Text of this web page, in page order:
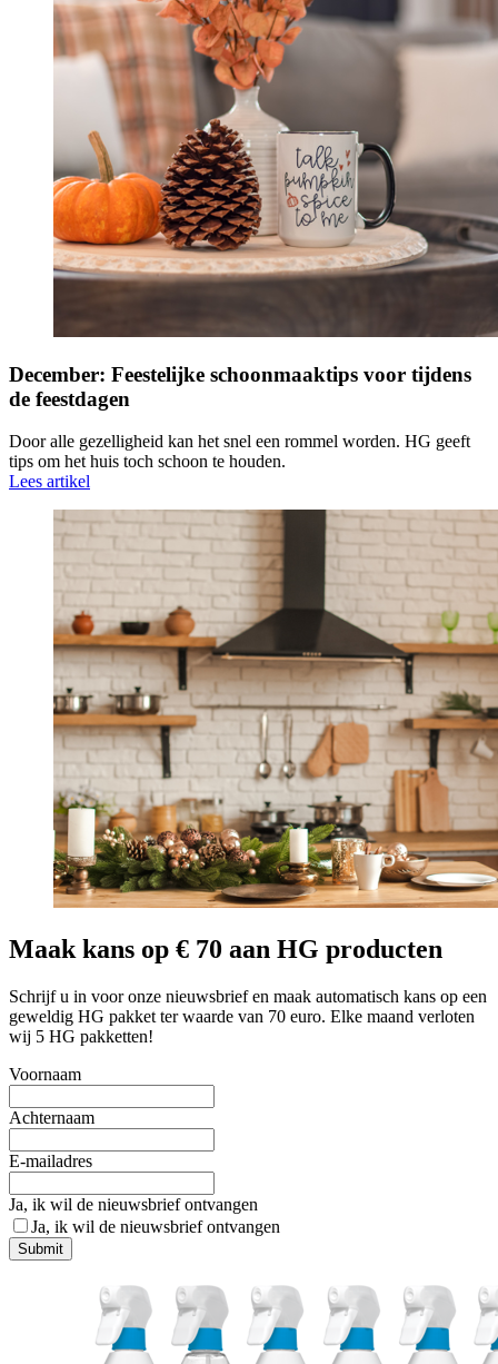
December: Feestelijke schoonmaaktips voor tijdens
de feestdagen
Door alle gezelligheid kan het snel een rommel worden. HG geeft
tips om het huis toch schoon te houden.
Lees artikel
Maak kans op € 70 aan HG producten
Schrijf u in voor onze nieuwsbrief en maak automatisch kans op een
geweldig HG pakket ter waarde van 70 euro. Elke maand verloten
wij 5 HG pakketten!
Voornaam
Achternaam
E-mailadres
Ja, ik wil de nieuwsbrief ontvangen
Ja, ik wil de nieuwsbrief ontvangen
Submit